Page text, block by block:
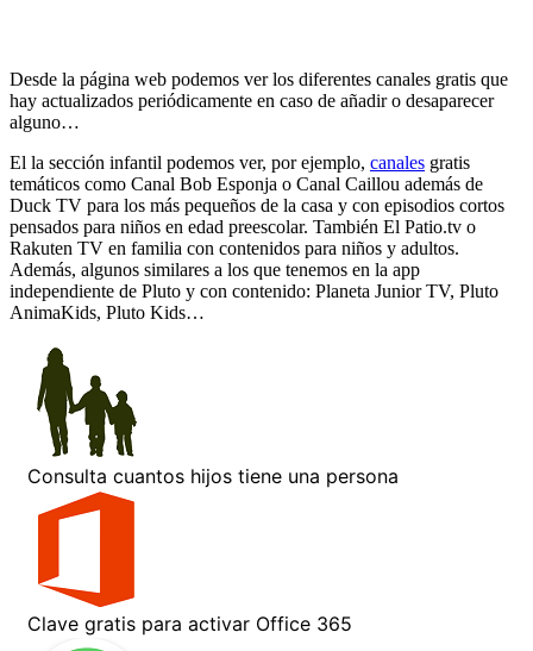
Desde la página web podemos ver los diferentes canales gratis que
hay actualizados periódicamente en caso de añadir o desaparecer
alguno…
El la sección infantil podemos ver, por ejemplo, canales gratis
temáticos como Canal Bob Esponja o Canal Caillou además de
Duck TV para los más pequeños de la casa y con episodios cortos
pensados para niños en edad preescolar. También El Patio.tv o
Rakuten TV en familia con contenidos para niños y adultos.
Además, algunos similares a los que tenemos en la app
independiente de Pluto y con contenido: Planeta Junior TV, Pluto
AnimaKids, Pluto Kids…